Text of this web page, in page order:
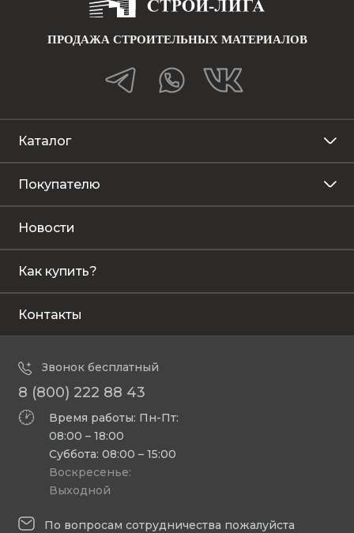
ПРОДАЖА СТРОИТЕЛЬНЫХ МАТЕРИАЛОВ
Каталог
Покупателю
Новости
Как купить?
Контакты
Звонок бесплатный
8 (800) 222 88 43
Время работы: Пн-Пт:
08:00 – 18:00
Суббота: 08:00 – 15:00
Воскресенье:
Выходной
По вопросам сотрудничества пожалуйста